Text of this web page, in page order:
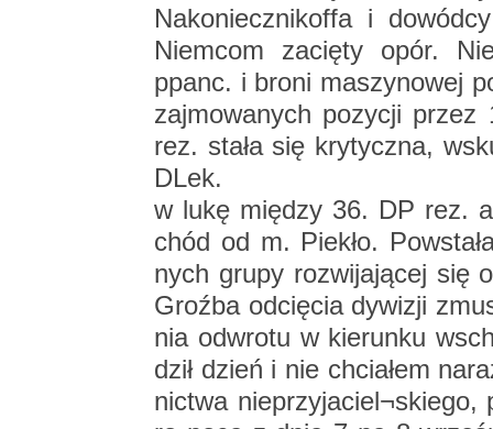
Na­ko­niecz­ni­kof­fa i
Niem­com za­cię­ty opór.
ppanc. i broni ma­szy­no­wej
zaj­mo­wa­nych po­zy­cji
rez. stała się kry­tycz­na,
DLek.
w lukę mię­dzy 36. DP rez. a 12. DP w re­jo­nie na po­łu­dnio­wy za­chód od m. Pie­kło. Po­wsta­ła groź­ba od­cię­cia dy­wi­zji od sił głów­nych grupy roz­wi­ja­ją­cej się obron­nie pod Skar­ży­skiem Ka­mien­ną. Groź­ba od­cię­cia dy­wi­zji zmu­si­ła płk B. Ostrow­skie­go do za­rzą­dze­nia od­wro­tu w kie­run­ku wschod­nim. „Wobec tego, że już nad­cho­dził dzień i nie chcia­łem na­ra­żać od­dzia­łów na stra­ty ze stro­ny lot­nic­twa nie­przy­ja­ciel¬skie­go, po­sta­no­wi­łem od­wrót wy­ko­nać do­pie­ro nocą z dnia 7 na 8 wrze­śnia, rano zaś tylko prze­gru­po­wać od­dzia­ły i pod­cią­gnąć je bli­żej m. Koń­skie” . De­cy­zja płk B. Ostrow­skie­go o po­zo­sta­niu w dniu 7 wrze­śnia w re­jo­nie m. Koń­skie, nie mając wła­ści­we­go roz­po­zna­nia sił prze­ciw­ni­ka i są­dząc, że ma przed sobą je­dy­nie siły 1 Dlek. była wiel­ce ry­zy­kow­na. Po­zo­sta­wa­nie w re­jo­nie m. Koń­skie sta­no­wi­ło tym więk­sze za­gro­że­nie, że na po­łu­dnie od po­zy­cji obron­nych dy­wi­zji po­wsta­ła 20-ki­lo­me­tro­wa luka w wy­ni­ku wy­co­fa­nia się od­dzia­łów 3. DP na m. Od­ro­wąż . Tym samym dy­wi­zja, która wal­czy­ła w znacz­nie uszczu­plo­nym skła­dzie, po­zba­wio­na prak­tycz­nie ar­ty­le­rii zo­sta­ła wy­sta­wio­na na ude­rze­nie prze­wa­ża­ją­cych sił prze­ciw­ni­ka. W go­dzi­nach przed­po­łu­dnio­wych 7 wrze­śnia dy­wi­zja przy­ję­ła dwu­rzu­to­we ugru­po­wa­nie bo­jo­we w re­jo­nie Koń­skich. W pierw­szym rzu­cie w rej. Ka­za­no­wa zajął po­zy­cje 163. pp rez. Ob­sa­dził on od­ci­nek na za­chód od Mo­dli­sze­wic i po­łu­dnio­wy za­chód od No­we­go Ka­za­no­wa. II. ba­ta­lion mjr J. An­dry­chow­skie­go zajął po­zy­cje na pra­wym skrzy­dle pułku w rej. Mo­dli­sze­wic, na lewym skrzy­dle pułku zajął po­zy­cje III. ba­ta­lion mjr Ka­zi­mie­rza Bie­law­skie­go. I. ba­ta­lion mjr S. Ruś­kie­wi­cza sta­no­wią­cy odwód pułku ze­środ­ko­wał się w lesie ka­za­now­skim. W dru­gim rzu­cie dy­wi­zji, na ru­bie­ży Rogów - Piła - Kozia Wola, sta­nął 165. pp rez. wzmoc­nio­ny zbior­czym ba­ta­lio­nem z 25. pp (7. DP). I. ba­ta­lion mjr M. Tinza sta­nął na skra­ju lasu pod Ro­go­wem, II. ba­ta­lion mjr Sta­ni­sła­wa In­glo­ta zajął po­zy­cje w re­jo­nie Ko­ziej Woli, zbior­czy ba­ta­lion 25. pp zajął po­zy­cje na skra­ju lasu pod Piłą. Szwa­dron ka­wa­le­rii dy­wi­zyj­nej rtm. B. Ricz­ki jako ubez­pie­cze­nie dy­wi­zji z kie­run­ku pół­noc­ne­go, roz­wi­nął się pod miej­sco­wo­ścią Ba­rycz. Ar­ty­le­ria dy­wi­zji w skła­dzie 1. ba­te­rii z 7. pal pod do­wódz­twem kpt. S. Pru­skie­go, zo­sta­ła prze­zna­czo­na do ogól­ne­go wspar­cia od­dzia­łów. Do­wódz­two dy­wi­zji sta­nę­ło w lesie pod Nie­świń­skim Młyn­kiem. W tym po­ło­że­niu, dą­żą­ce na Radom pod­od­dzia­ły 1. DLek. ude­rzy­ły o godz. 1400 7 wrze­śnia na po­zy­cję obron­ną 163. pp pod Ka­za­no­wem. Walki o po­zy­cję pod Ka­za­no­wem trwa­ły do zmro­ku, po­nie­waż 163. pp mimo braku wspar­cia ar­ty­le­rii sta­wił za­cię­ty opór. Je­dy­na ba­te­ria ar­ty­le­rii kpt. S. Pru¬skie­go na­tych­miast po otwar­ciu ognia zo­sta­ła zbom­bar­do­wa­na i za­prze­sta­ła walki. W trak­cie za­cię­tych walk Ka­za­nów dwu­krot­nie prze­cho­dził z rąk do rąk. Pułk po­niósł do­tkli­we stra­ty w lu­dziach i sprzę­cie, tra­cąc wielu za­bi­tych i ran­nych oraz 5 dział prze­ciw­pan­cer­nych. Walki 163. pp pod Ka­za­no­wem tak opi­su­je w swo­ich wspo­mnie­niach kpt. W. Hen­zell, do­wód­ca 3. kom­pa­nii ce­ka­emów III. ba­ta­lio­nu: „Po paru go­dzi­nach - walka po­now­nie przy­bie­ra na sile. Ar­ty­le­ria npla strze­la bez prze­rwy ogniem kie­ro­wa­nym przez lot­ni­ka. Po na­si­le­niu ognia wnio­sku­ję, że npl przy­go­to­wu­je się do sztur­mu. Z głębi lasu nad­cią­ga odwód pułku - I baon 163 pp mjr S. Ruś­kie­wi­cza, jak rów­nież i d-ca pułku ppłk Prze­my­sław Na­ko­niecz­ni­koff. Baon za­pa­da na skraj lasu w po­szy­ciu le­śnym. Skła­dam d-cy pułku krót­ki mel­du­nek. D-ca pułku ob­ser­wu­je przez lor­net­kę pole walki, dzie­li się swymi spo­strze­że­nia­mi i pod­ry­wa I baon 163 pp do prze­ciw­u­de­rze­nia. Po­szli jak na de­fi­la­dę, przez chwi­lę za­nie­mó­wi­li­śmy, pa­trząc na nich i po­dzi­wia­jąc ich po­sta­wę. Na­si­le­nie ognia npla gwał­tow­nie wzmo­gło się. Niem­cy wdzie­ra­ją się do Ka­za­no­wa. Prze­ciw­u­de­rze­nie